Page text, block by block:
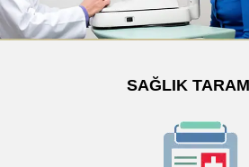
SAĞLIK